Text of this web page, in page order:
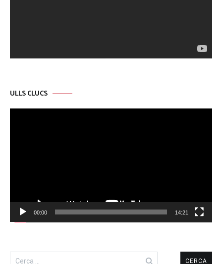
ULLS CLUCS
00:00 14:21
Cerca: